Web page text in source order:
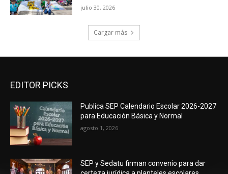
julio 30, 2026
Cargar más
EDITOR PICKS
Publica SEP Calendario Escolar 2026-2027
para Educación Básica y Normal
agosto 1, 2026
SEP y Sedatu firman convenio para dar